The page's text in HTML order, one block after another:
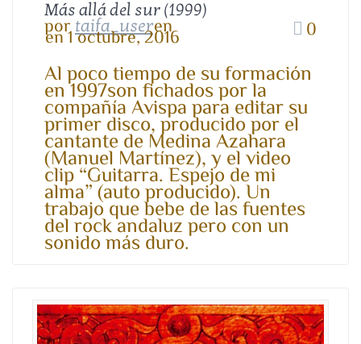
Más allá del sur (1999)
portaifa_useren
en 1 octubre, 2016 0
Al poco tiempo de su formación
en 1997son fichados por la
compañía Avispa para editar su
primer disco, producido por el
cantante de Medina Azahara
(Manuel Martínez), y el video
clip “Guitarra. Espejo de mi
alma” (auto producido). Un
trabajo que bebe de las fuentes
del rock andaluz pero con un
sonido más duro.